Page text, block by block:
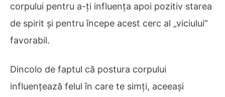
corpului pentru a-ți influența apoi pozitiv starea
de spirit și pentru începe acest cerc al „viciului”
favorabil.
Dincolo de faptul că postura corpului
influențează felul în care te simți, aceeași